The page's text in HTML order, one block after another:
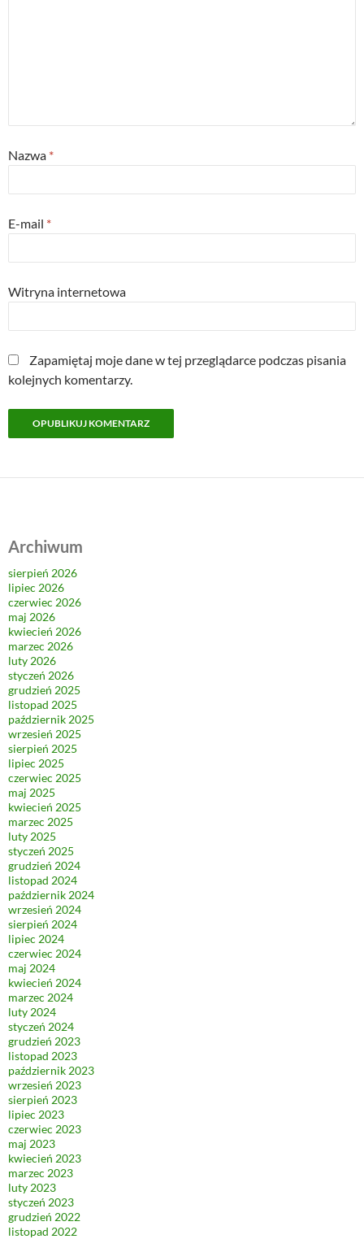
Nazwa *
E-mail *
Witryna internetowa
Zapamiętaj moje dane w tej przeglądarce podczas pisania
kolejnych komentarzy.
Archiwum
sierpień 2026
lipiec 2026
czerwiec 2026
maj 2026
kwiecień 2026
marzec 2026
luty 2026
styczeń 2026
grudzień 2025
listopad 2025
październik 2025
wrzesień 2025
sierpień 2025
lipiec 2025
czerwiec 2025
maj 2025
kwiecień 2025
marzec 2025
luty 2025
styczeń 2025
grudzień 2024
listopad 2024
październik 2024
wrzesień 2024
sierpień 2024
lipiec 2024
czerwiec 2024
maj 2024
kwiecień 2024
marzec 2024
luty 2024
styczeń 2024
grudzień 2023
listopad 2023
październik 2023
wrzesień 2023
sierpień 2023
lipiec 2023
czerwiec 2023
maj 2023
kwiecień 2023
marzec 2023
luty 2023
styczeń 2023
grudzień 2022
listopad 2022